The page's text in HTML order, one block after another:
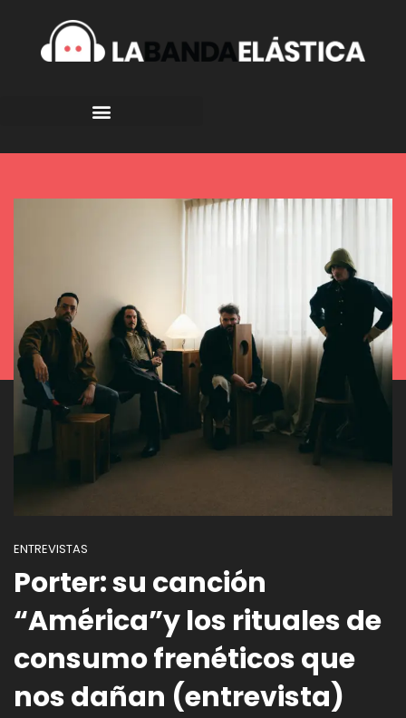
ENTREVISTAS
Porter: su canción
“América”y los rituales de
consumo frenéticos que
nos dañan (entrevista)